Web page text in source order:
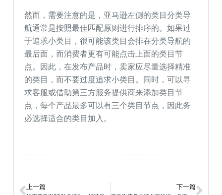
然而，需要注意的是，亚马逊左侧的类目分类导
航通常是按照最佳匹配原则进行排序的。如果过
于追求小类目，很可能该类目会排在分类导航的
最后面，而消费者更有可能点击上面的类目节
点。因此，在发布产品时，卖家应尽量选择精准
的类目，而不要过度追求小类目。同时，可以寻
求客服或借助第三方服务提供商来添加类目节
点，每个产品最多可以有三个类目节点，因此务
必选择适合的类目加入。
上一篇 下一篇